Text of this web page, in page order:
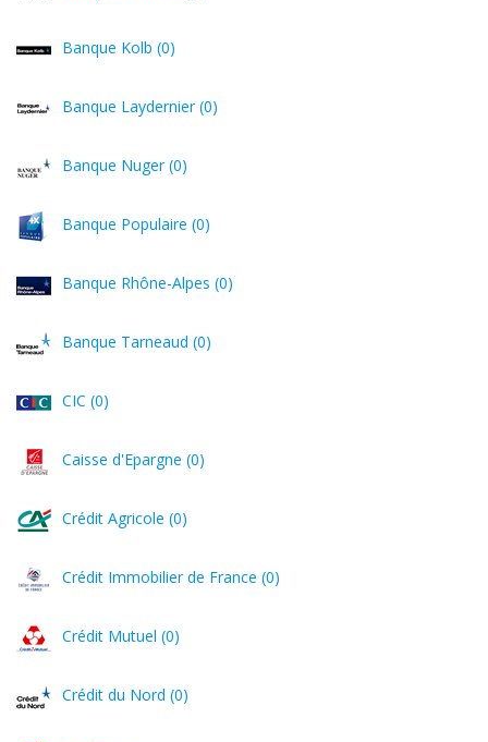
Banque Kolb (0)
Banque Laydernier (0)
Banque Nuger (0)
Banque Populaire (0)
Banque Rhône-Alpes (0)
Banque Tarneaud (0)
CIC (0)
Caisse d'Epargne (0)
Crédit Agricole (0)
Crédit Immobilier de France (0)
Crédit Mutuel (0)
Crédit du Nord (0)